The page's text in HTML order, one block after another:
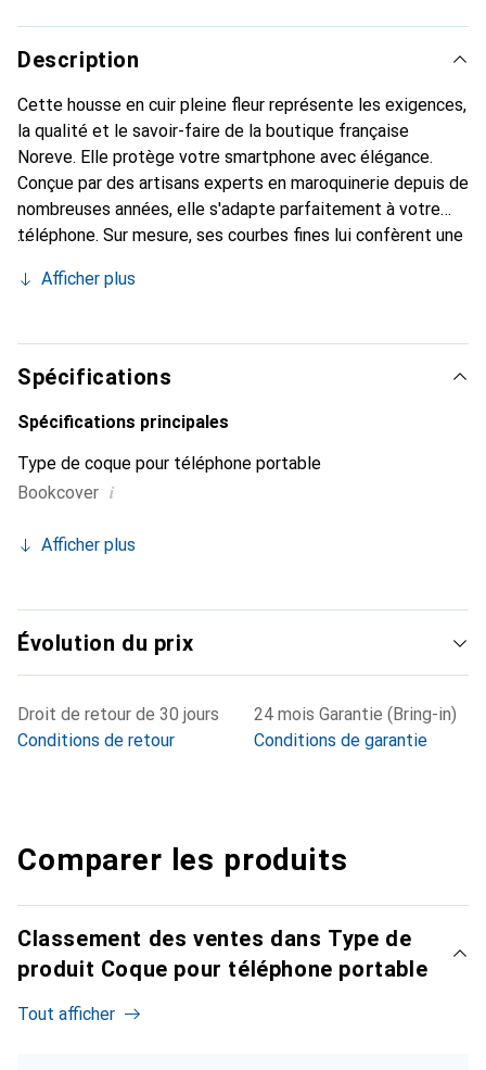
Description
Cette housse en cuir pleine fleur représente les exigences,
la qualité et le savoir-faire de la boutique française
Noreve. Elle protège votre smartphone avec élégance.
Conçue par des artisans experts en maroquinerie depuis de
nombreuses années, elle s'adapte parfaitement à votre
téléphone. Sur mesure, ses courbes fines lui confèrent une
indispensable de votre smartphone. Reconnaître
marque Noreve est un choix sûr pour une clientèle
exigeante.
Afficher plus
Spécifications
Spécifications principales
Type de coque pour téléphone portable
Bookcover i
Afficher plus
Évolution du prix
Droit de retour de 30 jours
Conditions de retour
24 mois Garantie (Bring-in)
Conditions de garantie
Comparer les produits
Classement des ventes dans Type de
produit Coque pour téléphone portable
Tout afficher